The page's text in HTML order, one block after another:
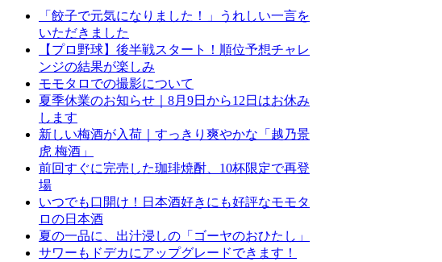
「餃子で元気になりました！」うれしい一言を
いただきました
【プロ野球】後半戦スタート！順位予想チャレ
ンジの結果が楽しみ
モモタロでの撮影について
夏季休業のお知らせ｜8月9日から12日はお休み
します
新しい梅酒が入荷｜すっきり爽やかな「越乃景
虎 梅酒」
前回すぐに完売した珈琲焼酎、10杯限定で再登
場
いつでも口開け！日本酒好きにも好評なモモタ
ロの日本酒
夏の一品に、出汁浸しの「ゴーヤのおひたし」
サワーもドデカにアップグレードできます！